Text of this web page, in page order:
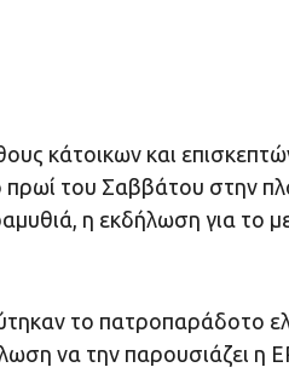
κάτοικων και
του Σαββάτου στην
η εκδήλωση για το
το πατροπαράδοτο
να την παρουσιάζει η